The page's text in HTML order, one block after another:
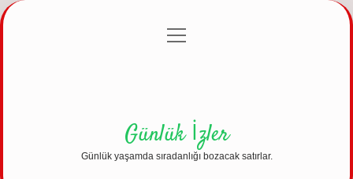
Gizlilik Politikası
menüyü
Günlük İzler
Günlük yaşamda sıradanlığı bozacak satırlar.